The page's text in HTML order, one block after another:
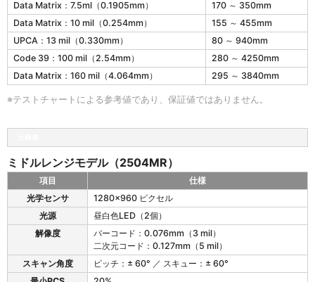
の
読
取
深
度
ミ
ド
ル
ン
ジ
モ
デ
2
M
R
Data Matrix：7.5ml（0.1905mm）
170 ～ 350mm
Data Matrix：10 mil（0.254mm）
155 ～ 455mm
UPCA：13 mil（0.330mm）
80 ～ 940mm
Code 39：100 mil（2.54mm）
280 ～ 4250mm
Data Matrix：160 mil（4.064mm）
295 ～ 3840mm
※テストチャートによる参考値であり、保証値ではありません。
ミドルレンジモデル（2504MR）
5
仕
様
項目
仕様
光学センサ
1280x960 ピクセル
光源
昼白色LED（2個）
解像度
バーコード：0.076mm（3 mil）
二次元コード：0.127mm（5 mil）
スキャン角度
ピッチ：± 60° ／ スキュー：± 60°